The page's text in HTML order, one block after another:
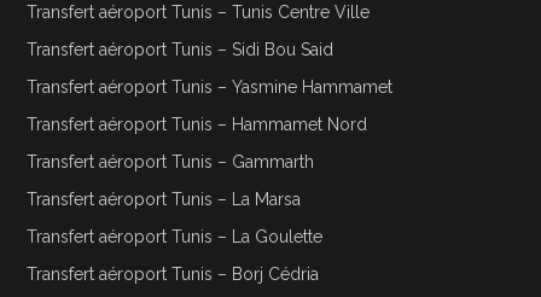
Transfert aéroport Tunis – Tunis Centre Ville
Transfert aéroport Tunis – Sidi Bou Said
Transfert aéroport Tunis – Yasmine Hammamet
Transfert aéroport Tunis – Hammamet Nord
Transfert aéroport Tunis – Gammarth
Transfert aéroport Tunis – La Marsa
Transfert aéroport Tunis – La Goulette
Transfert aéroport Tunis – Borj Cédria